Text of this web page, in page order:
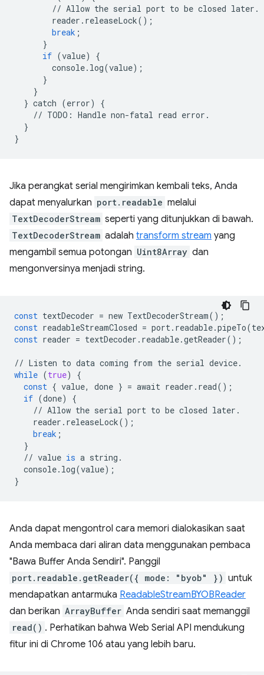
// Allow the serial port to be closed later .
reader . releaseLock();
break ;
}
if (value)
{
console. log(value);
}
}
} catch (error)
{
// TODO : Handle non-fatal read error .
}
}
Jika perangkat serial mengirimkan kembali teks, Anda
dapat menyalurkan port.readable melalui
TextDecoderStream seperti yang ditunjukkan di bawah.
TextDecoderStream adalah transform stream yang
mengambil semua potongan Uint8Array dan
mengonversinya menjadi string.
const textDecoder = new TextDecoderStream();
const readableStreamClosed = port. readable.pipeTo(
const reader = textDecoder . readable.getReader();
// Listen to data coming from the serial device.
while (true)
{
const { value, done } = await reader . read();
if (done)
{
// Allow the serial port to be closed later .
reader . releaseLock();
break ;
}
// value is a string .
console. log(value);
}
Anda dapat mengontrol cara memori dialokasikan saat
Anda membaca dari aliran data menggunakan pembaca
"Bawa Buffer Anda Sendiri". Panggil
port.readable.getReader({ mode: "byob" }) untuk
mendapatkan antarmuka ReadableStreamBYOBReader
dan berikan ArrayBuffer Anda sendiri saat memanggil
read() . Perhatikan bahwa Web Serial API mendukung
fitur ini di Chrome 106 atau yang lebih baru.